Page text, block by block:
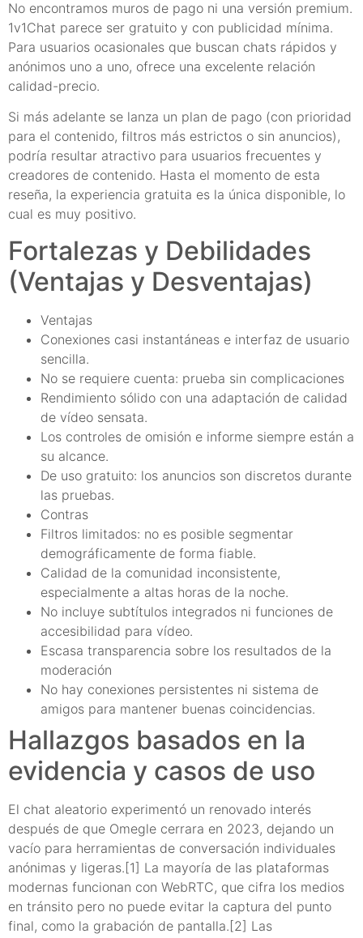
No encontramos muros de pago ni una versión premium.
1v1Chat parece ser gratuito y con publicidad mínima.
Para usuarios ocasionales que buscan chats rápidos y
anónimos uno a uno, ofrece una excelente relación
calidad-precio.
Si más adelante se lanza un plan de pago (con prioridad
para el contenido, filtros más estrictos o sin anuncios),
podría resultar atractivo para usuarios frecuentes y
creadores de contenido. Hasta el momento de esta
reseña, la experiencia gratuita es la única disponible, lo
cual es muy positivo.
Fortalezas y Debilidades
(Ventajas y Desventajas)
Ventajas
Conexiones casi instantáneas e interfaz de usuario
sencilla.
No se requiere cuenta: prueba sin complicaciones
Rendimiento sólido con una adaptación de calidad
de vídeo sensata.
Los controles de omisión e informe siempre están a
su alcance.
De uso gratuito: los anuncios son discretos durante
las pruebas.
Contras
Filtros limitados: no es posible segmentar
demográficamente de forma fiable.
Calidad de la comunidad inconsistente,
especialmente a altas horas de la noche.
No incluye subtítulos integrados ni funciones de
accesibilidad para vídeo.
Escasa transparencia sobre los resultados de la
moderación
No hay conexiones persistentes ni sistema de
amigos para mantener buenas coincidencias.
Hallazgos basados en la
evidencia y casos de uso
El chat aleatorio experimentó un renovado interés
después de que Omegle cerrara en 2023, dejando un
vacío para herramientas de conversación individuales
anónimas y ligeras.[1] La mayoría de las plataformas
modernas funcionan con WebRTC, que cifra los medios
en tránsito pero no puede evitar la captura del punto
final, como la grabación de pantalla.[2] Las